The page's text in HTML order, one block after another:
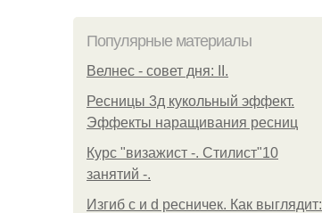
Популярные материалы
Велнес - совет дня: II.
Ресницы 3д кукольный эффект.
Эффекты наращивания ресниц
Курс "визажист -. Стилист"10
занятий -.
Изгиб c и d ресничек. Как выглядит: